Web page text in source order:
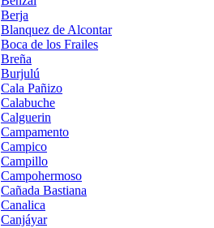
Berja
Blanquez de Alcontar
Boca de los Frailes
Breña
Burjulú
Cala Pañizo
Calabuche
Calguerin
Campamento
Campico
Campillo
Campohermoso
Cañada Bastiana
Canalica
Canjáyar